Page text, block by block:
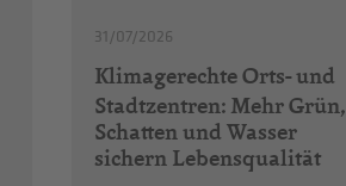
31/07/2026
Klimagerechte Orts- und
Stadtzentren: Mehr Grün,
Schatten und Wasser
sichern Lebensqualität